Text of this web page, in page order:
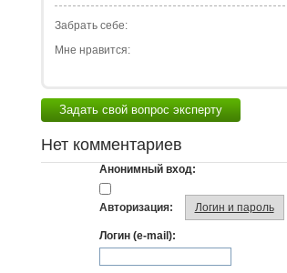
Забрать себе:
Мне нравится:
Задать свой вопрос эксперту
Нет комментариев
Анонимный вход:
Авторизация: Логин и пароль
Логин (e-mail):